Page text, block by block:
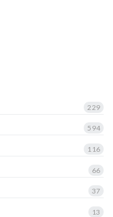
229
594
116
66
37
13